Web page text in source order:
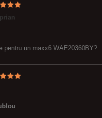
pentru un maxx6 WAE20360BY?